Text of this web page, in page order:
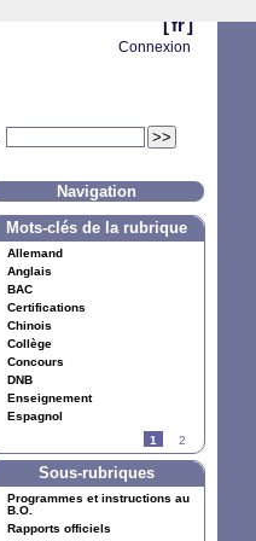
[ fr ]
Connexion
Navigation
Mots-clés de la rubrique
Allemand
Anglais
BAC
Certifications
Chinois
Collège
Concours
DNB
Enseignement
Espagnol
1
2
Sous-rubriques
Programmes et instructions au
B.O.
Rapports officiels